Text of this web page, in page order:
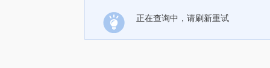
正在查询中，请刷新重试